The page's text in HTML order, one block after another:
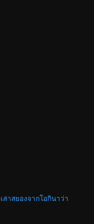
ล่าสยองจากโอกินาว่า